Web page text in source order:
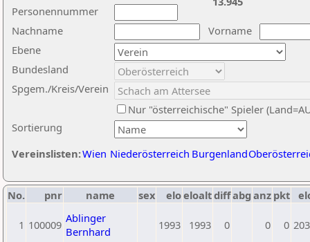
Nachname
Vorname
Ebene
Sortierung
Personennummer
Bundesland
Spgem./Kreis/Verein
Nur "österreichische" Spieler
Vereinslisten:Wien Niederösterreich Burgenland
No. pnr name sex eloeloaltdiffabg anz pkt
1 100009 Ablinger
Bernhard
1993 1993 0 0 0